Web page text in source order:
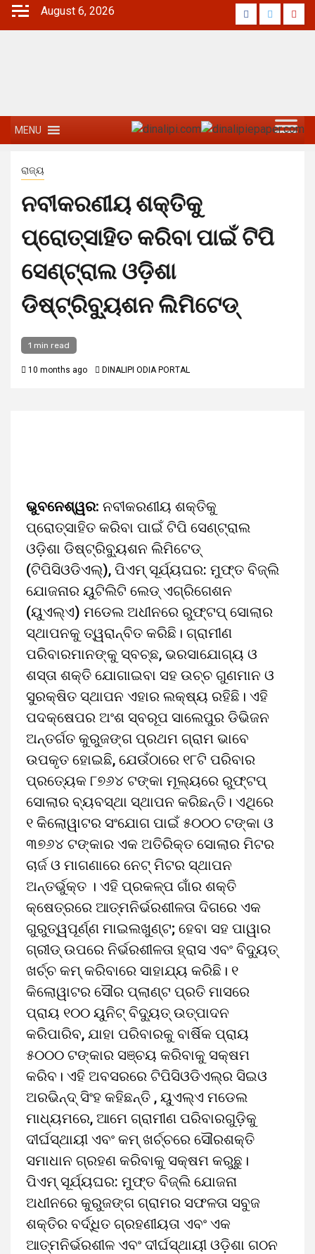
August 6, 2026
MENU
ରାଜ୍ୟ
ନବୀକରଣୀୟ ଶକ୍ତିକୁ
ପ୍ରୋତ୍ସାହିତ କରିବା ପାଇଁ ଟିପି
ସେଣ୍ଟ୍ରାଲ ଓଡ଼ିଶା
ଡିଷ୍ଟ୍ରିବ୍ୟୁଶନ ଲିମିଟେଡ୍‌
1 min read
10 months ago DINALIPI ODIA PORTAL
ଭୁବନେଶ୍ୱର: ନବୀକରଣୀୟ ଶକ୍ତିକୁ
ପ୍ରୋତ୍ସାହିତ କରିବା ପାଇଁ ଟିପି ସେଣ୍ଟ୍ରାଲ
ଓଡ଼ିଶା ଡିଷ୍ଟ୍ରିବ୍ୟୁଶନ ଲିମିଟେଡ୍‌
(ଟିପିସିଓଡିଏଲ୍‌), ପିଏମ୍‌ ସୂର୍ଯ୍ୟଘର: ମୁଫ୍‌ତ ବିଜ୍‌ଲି
ଯୋଜନାର ୟୁଟିଲିଟି ଲେଡ୍‌ ଏଗ୍ରିଗେଶନ
(ୟୁଏଲ୍‌ଏ) ମଡେଲ ଅଧୀନରେ ରୁଫ୍‌ଟପ୍‌ ସୋଲାର
ସ୍ଥାପନକୁ ତ୍ୱରାନ୍ବିତ କରିଛି। ଗ୍ରାମୀଣ
ପରିବାରମାନଙ୍କୁ ସ୍ବଚ୍ଛ, ଭରସାଯୋଗ୍ୟ ଓ
ଶସ୍ତା ଶକ୍ତି ଯୋଗାଇବା ସହ ଉଚ୍ଚ ଗୁଣମାନ ଓ
ସୁରକ୍ଷିତ ସ୍ଥାପନ ଏହାର ଲକ୍ଷ୍ୟ ରହିଛି। ଏହି
ପଦକ୍ଷେପର ଅଂଶ ସ୍ବରୂପ ସାଲେପୁର ଡିଭିଜନ
ଅନ୍ତର୍ଗତ କୁରୁଜଙ୍ଗ ପ୍ରଥମ ଗ୍ରାମ ଭାବେ
ଉପକୃତ ହୋଇଛି, ଯେଉଁଠାରେ ୧୮ଟି ପରିବାର
ପ୍ରତ୍ୟେକ ୮୭୬୪ ଟଙ୍କା ମୂଲ୍ୟରେ ରୁଫ୍‌ଟପ୍‌
ସୋଲାର ବ୍ୟବସ୍ଥା ସ୍ଥାପନ କରିଛନ୍ତି। ଏଥିରେ
୧ କିଲୋୱାଟର ସଂଯୋଗ ପାଇଁ ୫୦୦୦ ଟଙ୍କା ଓ
୩୭୬୪ ଟଙ୍କାର ଏକ ଅତିରିକ୍ତ ସୋଲାର ମିଟର
ଚାର୍ଜ ଓ ମାଗଣାରେ ନେଟ୍‌ ମିଟର ସ୍ଥାପନ
ଅନ୍ତର୍ଭୁକ୍ତ । ଏହି ପ୍ରକଳ୍ପ ଗାଁର ଶକ୍ତି
କ୍ଷେତ୍ରରେ ଆତ୍ମନିର୍ଭରଶୀଳତା ଦିଗରେ ଏକ
ଗୁରୁତ୍ୱପୂର୍ଣ୍ଣ ମାଇଲଖୁଣ୍ଟ; ହେବା ସହ ପାୱାର
ଗ୍ରୀଡ୍‌ ଉପରେ ନିର୍ଭରଶୀଳତା ହ୍ରାସ ଏବଂ ବିଦ୍ୟୁତ୍‌
ଖର୍ଚ୍ଚ କମ୍‌ କରିବାରେ ସାହାଯ୍ୟ କରିଛି। ୧
କିଲୋୱାଟର ସୌର ପ୍ଲାଣ୍ଟ ପ୍ରତି ମାସରେ
ପ୍ରାୟ ୧୦୦ ୟୁନିଟ୍‌ ବିଦ୍ୟୁତ୍‌ ଉତ୍ପାଦନ
କରିପାରିବ, ଯାହା ପରିବାରକୁ ବାର୍ଷିକ ପ୍ରାୟ
୫୦୦୦ ଟଙ୍କାର ସଞ୍ଚୟ କରିବାକୁ ସକ୍ଷମ
କରିବ। ଏହି ଅବସରରେ ଟିପିସିଓଡିଏଲ୍‌ର ସିଇଓ
ଅରଭିନ୍ଦ୍‌ ସିଂହ କହିଛନ୍ତି , ୟୁଏଲ୍‌ଏ ମଡେଲ
ମାଧ୍ୟମରେ, ଆମେ ଗ୍ରାମୀଣ ପରିବାରଗୁଡ଼ିକୁ
ଦୀର୍ଘସ୍ଥାୟୀ ଏବଂ କମ୍‌ ଖର୍ଚ୍ଚରେ ସୌରଶକ୍ତି
ସମାଧାନ ଗ୍ରହଣ କରିବାକୁ ସକ୍ଷମ କରୁଛୁ।
ପିଏମ୍‌ ସୂର୍ଯ୍ୟଘର: ମୁଫ୍‌ତ ବିଜ୍‌ଲି ଯୋଜନା
ଅଧୀନରେ କୁରୁଜଙ୍ଗ ଗ୍ରାମର ସଫଳତା ସବୁଜ
ଶକ୍ତିର ବର୍ଦ୍ଧିତ ଗ୍ରହଣୀୟତା ଏବଂ ଏକ
ଆତ୍ମନିର୍ଭରଶୀଳ ଏବଂ ଦୀର୍ଘସ୍ଥାୟୀ ଓଡ଼ିଶା ଗଠନ